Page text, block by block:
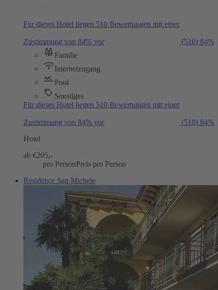
Für dieses Hotel liegen 510 Bewertungen mit einer
Zustimmung von 84% vor (510) 84%
Familie
Internetzugang
Pool
Sonstiges
Für dieses Hotel liegen 510 Bewertungen mit einer
Zustimmung von 84% vor (510) 84%
Hotel
ab €205,-
pro PersonPreis pro Person
Residence San Michele